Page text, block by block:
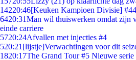
14220:46[Keuken Kampioen Divisie]
6420:31Man wil thuiswerken omdat zijn
einde carriere
5720:24Afvallen met injecties #4
520:21 [lijstje]Verwachtingen voor dit
1820:17The Grand Tour #5 Nieuwe